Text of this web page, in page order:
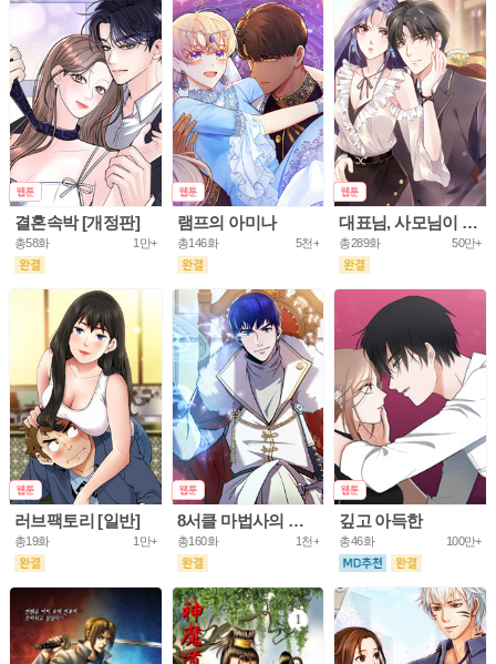
결혼속박 [개정판]
총58화 1만+
램프의 아미나
총146화 5천+
대표님, 사모님이 도망가요
총289화 50만+
러브팩토리 [일반]
총19화 1만+
8서클 마법사의 환생
총160화 1천+
깊고 아득한
총46화 100만+